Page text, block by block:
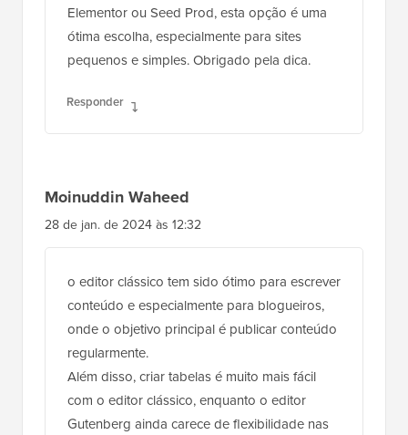
Elementor ou Seed Prod, esta opção é uma
ótima escolha, especialmente para sites
pequenos e simples. Obrigado pela dica.
Responder
Moinuddin Waheed
28 de jan. de 2024 às 12:32
o editor clássico tem sido ótimo para escrever
conteúdo e especialmente para blogueiros,
onde o objetivo principal é publicar conteúdo
regularmente.
Além disso, criar tabelas é muito mais fácil
com o editor clássico, enquanto o editor
Gutenberg ainda carece de flexibilidade nas